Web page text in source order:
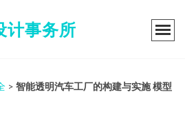
计事务所
> 智能透明汽车工厂的构建与实施 模型